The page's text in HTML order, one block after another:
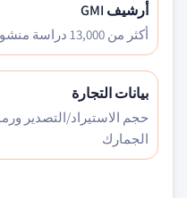
أرشيف GMI
أكثر من 13,000 دراسة منشورة عبر أكثر من 30 قطاعاً صناعياً
بيانات التجارة
حجم الاستيراد/التصدير
الجمارك